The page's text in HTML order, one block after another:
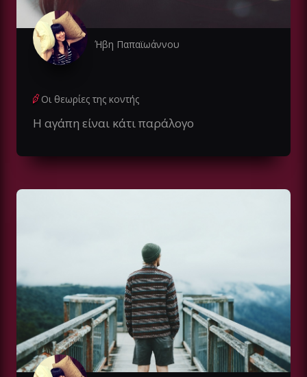
Ήβη Παπαϊωάννου
Οι θεωρίες της κοντής
Η αγάπη είναι κάτι παράλογο